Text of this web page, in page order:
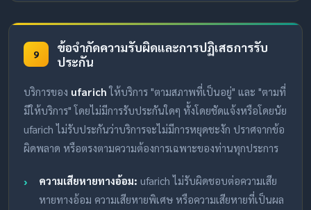
9
ข้อจำกัดความรับผิดและการปฏิเสธการรับ
ประกัน
บริการของ ufarich ให้บริการ "ตามสภาพที่เป็นอยู่" และ "ตามที่
มีให้บริการ" โดยไม่มีการรับประกันใดๆ ทั้งโดยชัดแจ้งหรือโดยนัย
ufarich ไม่รับประกันว่าบริการจะไม่มีการหยุดชะงัก ปราศจากข้อ
ผิดพลาด หรือตรงตามความต้องการเฉพาะของท่านทุกประการ
ความเสียหายทางอ้อม: ufarich ไม่รับผิดชอบต่อความเสีย
หายทางอ้อม ความเสียหายพิเศษ หรือความเสียหายที่เป็นผล